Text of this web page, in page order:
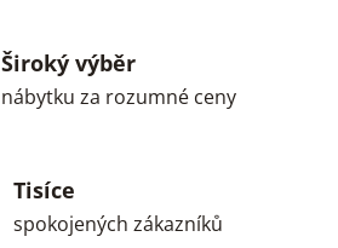
Široký výběr
nábytku za rozumné ceny
Tisíce
spokojených zákazníků